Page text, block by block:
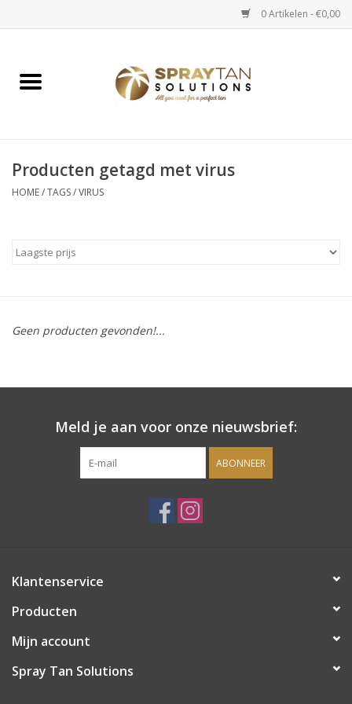
0 Artikelen - €0,00
Home
Spray Tan Starterspakketten
Selftan producten
Verzorging / Accessoires
Onderdelen
Ventilatoren / Afzuiging
adviesgesprek met ons!
Suntana
Producten getagd met virus
HOME/TAGS/VIRUS
Geen producten gevonden!...
Meld je aan voor onze nieuwsbrief:
ABONNEER
Klantenservice
Producten
Mijn account
Spray Tan Solutions